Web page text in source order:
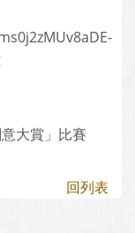
大賞」比賽
回列表